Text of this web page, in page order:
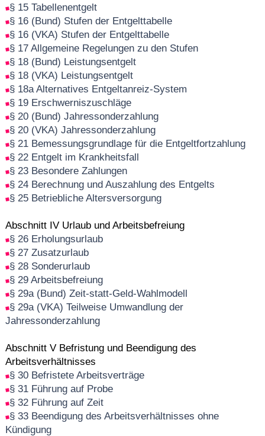
§ 15 Tabellenentgelt
§ 16 (Bund) Stufen der Entgelttabelle
§ 16 (VKA) Stufen der Entgelttabelle
§ 17 Allgemeine Regelungen zu den Stufen
§ 18 (Bund) Leistungsentgelt
§ 18 (VKA) Leistungsentgelt
§ 18a Alternatives Entgeltanreiz-System
§ 19 Erschwerniszuschläge
§ 20 (Bund) Jahressonderzahlung
§ 20 (VKA) Jahressonderzahlung
§ 21 Bemessungsgrundlage für die Entgeltfortzahlung
§ 22 Entgelt im Krankheitsfall
§ 23 Besondere Zahlungen
§ 24 Berechnung und Auszahlung des Entgelts
§ 25 Betriebliche Altersversorgung
Abschnitt IV Urlaub und Arbeitsbefreiung
§ 26 Erholungsurlaub
§ 27 Zusatzurlaub
§ 28 Sonderurlaub
§ 29 Arbeitsbefreiung
§ 29a (Bund) Zeit-statt-Geld-Wahlmodell
§ 29a (VKA) Teilweise Umwandlung der
Jahressonderzahlung
Abschnitt V Befristung und Beendigung des
Arbeitsverhältnisses
§ 30 Befristete Arbeitsverträge
§ 31 Führung auf Probe
§ 32 Führung auf Zeit
§ 33 Beendigung des Arbeitsverhältnisses ohne
Kündigung